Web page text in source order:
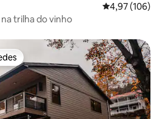
4,97 de uma
4,97 (106)
trilha do vinho
dos hóspedes